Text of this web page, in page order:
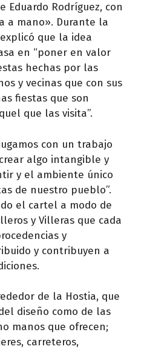
Eduardo Rodríguez, con
a mano». Durante la
que la idea
en “poner en valor
hechas por las
y vecinas que con sus
fiestas que son
que las visita”.
con un trabajo
algo intangible y
y el ambiente único
de nuestro pueblo”.
el cartel a modo de
y Villeras que cada
y
y contribuyen a
de la Hostia, que
diseño como de las
manos que ofrecen;
carreteros,